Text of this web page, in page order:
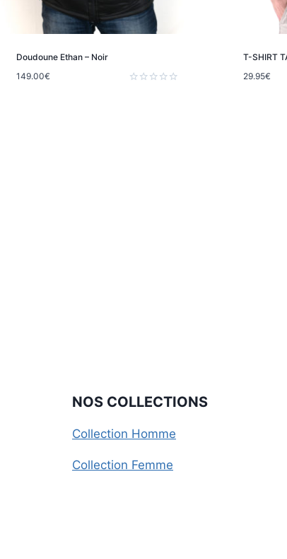
Doudoune Ethan – Noir
149.00€
T-SHIRT
29.95€
NOS COLLECTIONS
Collection Homme
Collection Femme